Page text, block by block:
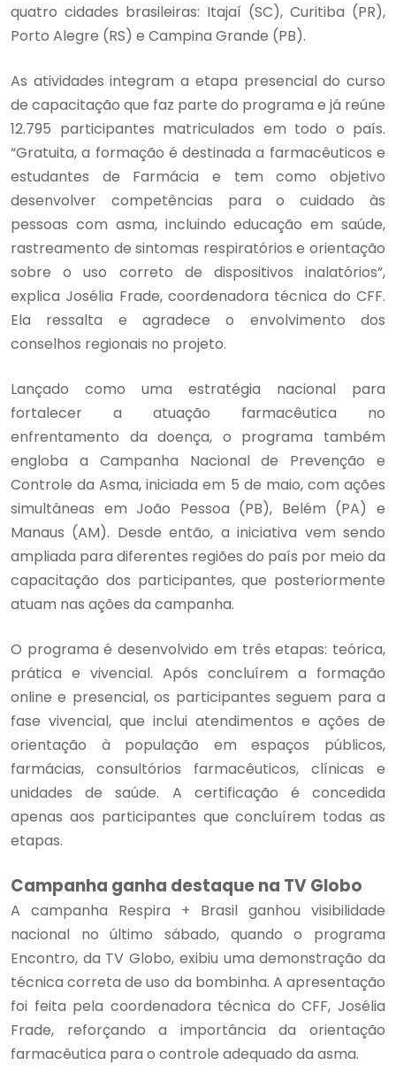
quatro cidades brasileiras: Itajaí (SC), Curitiba (PR),
Porto Alegre (RS) e Campina Grande (PB).
As atividades integram a etapa presencial do curso
de capacitação que faz parte do programa e já reúne
12.795 participantes matriculados em todo o país.
“Gratuita, a formação é destinada a farmacêuticos e
estudantes de Farmácia e tem como objetivo
desenvolver competências para o cuidado às
pessoas com asma, incluindo educação em saúde,
rastreamento de sintomas respiratórios e orientação
sobre o uso correto de dispositivos inalatórios”,
explica Josélia Frade, coordenadora técnica do CFF.
Ela ressalta e agradece o envolvimento dos
conselhos regionais no projeto.
Lançado como uma estratégia nacional para
fortalecer a atuação farmacêutica no
enfrentamento da doença, o programa também
engloba a Campanha Nacional de Prevenção e
Controle da Asma, iniciada em 5 de maio, com ações
simultâneas em João Pessoa (PB), Belém (PA) e
Manaus (AM). Desde então, a iniciativa vem sendo
ampliada para diferentes regiões do país por meio da
capacitação dos participantes, que posteriormente
atuam nas ações da campanha.
O programa é desenvolvido em três etapas: teórica,
prática e vivencial. Após concluírem a formação
online e presencial, os participantes seguem para a
fase vivencial, que inclui atendimentos e ações de
orientação à população em espaços públicos,
farmácias, consultórios farmacêuticos, clínicas e
unidades de saúde. A certificação é concedida
apenas aos participantes que concluírem todas as
etapas.
Campanha ganha destaque na TV Globo
A campanha Respira + Brasil ganhou visibilidade
nacional no último sábado, quando o programa
Encontro, da TV Globo, exibiu uma demonstração da
técnica correta de uso da bombinha. A apresentação
foi feita pela coordenadora técnica do CFF, Josélia
Frade, reforçando a importância da orientação
farmacêutica para o controle adequado da asma.